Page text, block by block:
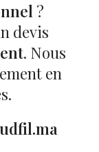
?
devis
. Nous
en